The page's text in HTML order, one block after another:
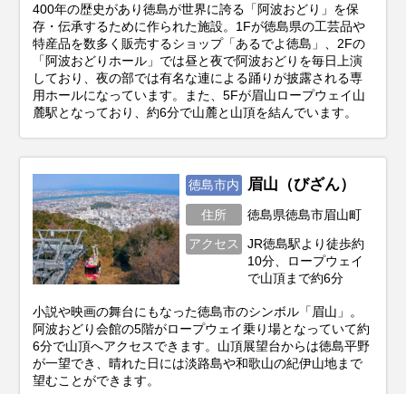
400年の歴史があり徳島が世界に誇る「阿波おどり」を保
存・伝承するために作られた施設。1Fが徳島県の工芸品や
特産品を数多く販売するショップ「あるでよ徳島」、2Fの
「阿波おどりホール」では昼と夜で阿波おどりを毎日上演
しており、夜の部では有名な連による踊りが披露される専
用ホールになっています。また、5Fが眉山ロープウェイ山
麓駅となっており、約6分で山麓と山頂を結んでいます。
徳島市内 眉山（びざん）
住所 徳島県徳島市眉山町
アクセス
JR徳島駅より徒歩約
10分、ロープウェイ
で山頂まで約6分
小説や映画の舞台にもなった徳島市のシンボル「眉山」。
阿波おどり会館の5階がロープウェイ乗り場となっていて約
6分で山頂へアクセスできます。山頂展望台からは徳島平野
が一望でき、晴れた日には淡路島や和歌山の紀伊山地まで
望むことができます。